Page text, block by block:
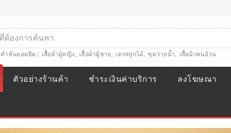
คำค้นยอดฮิต | เสื้อผ้าผู้หญิง, เสื้อผ้าผู้ชาย, เดรสลูกไม้, ชุดว่ายน้ำ, เสื้อผ้าคนอ้วน
ตัวอย่างร้านค้า ชำระเงินค่าบริการ ลงโฆษณา